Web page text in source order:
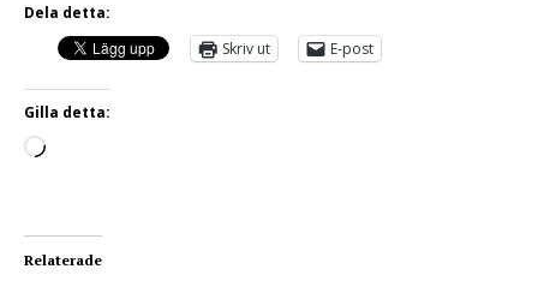
Dela detta:
Skriv ut
E-post
Gilla detta:
Relaterade